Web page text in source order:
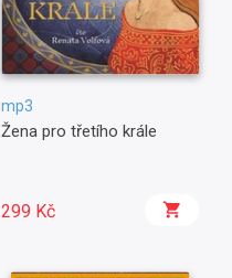
mp3
Žena pro třetího krále
299 Kč